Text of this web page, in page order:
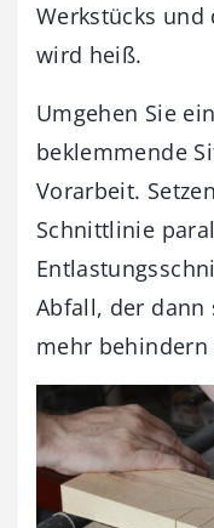
Werkstücks und
wird heiß.
Umgehen Sie
beklemmende
Vorarbeit.
Schnittlinie
Abfall, der dann
mehr behindern